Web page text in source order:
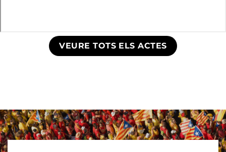
VEURE TOTS ELS ACTES